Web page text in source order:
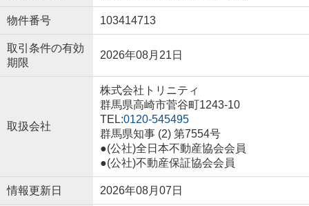
物件番号 103414713
取引条件の有効
期限
2026年08月21日
取扱会社
株式会社トリニティ
群馬県高崎市菅谷町1243-10
TEL:0120-545495
群馬県知事 (2) 第7554号
●(公社)全日本不動産協会会員
●(公社)不動産保証協会会員
情報更新日 2026年08月07日